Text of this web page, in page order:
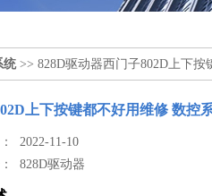
统>> 828D驱动器西门子802D上下按
上下按键都不好用维修 数控
2022-11-10
：828D驱动器